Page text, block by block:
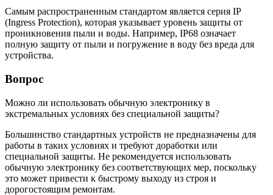
Самым распространенным стандартом является серия IP
(Ingress Protection), которая указывает уровень защиты от
проникновения пыли и воды. Например, IP68 означает
полную защиту от пыли и погружение в воду без вреда для
устройства.
Вопрос
Можно ли использовать обычную электронику в
экстремальных условиях без специальной защиты?
Большинство стандартных устройств не предназначены для
работы в таких условиях и требуют доработки или
специальной защиты. Не рекомендуется использовать
обычную электронику без соответствующих мер, поскольку
это может привести к быстрому выходу из строя и
дорогостоящим ремонтам.